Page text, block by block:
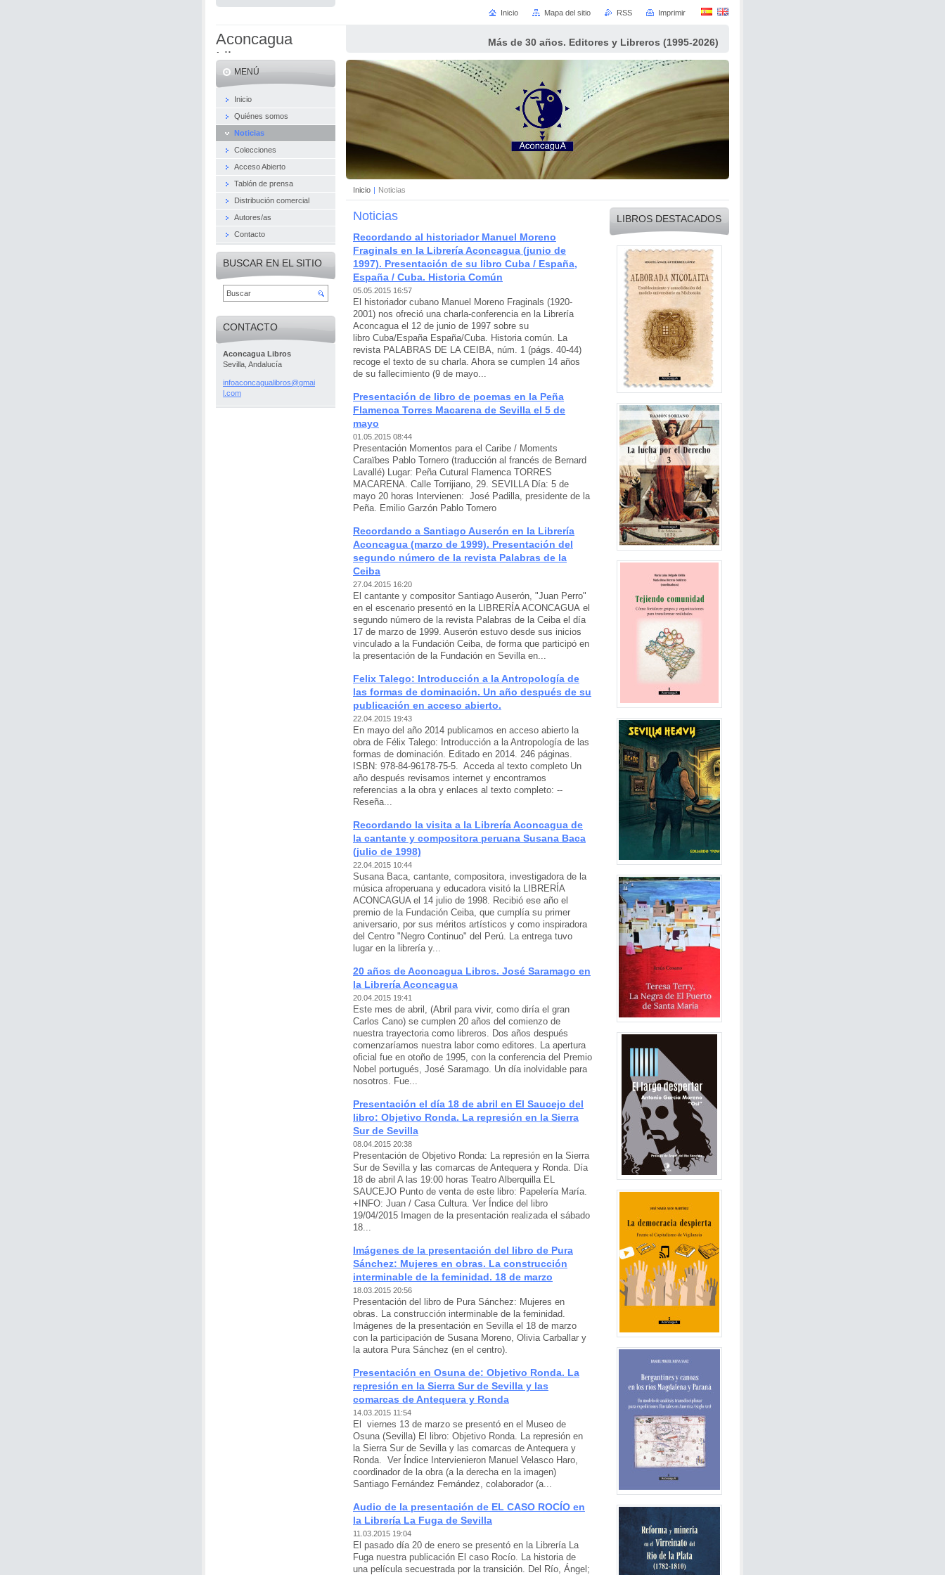
Aconcagua
Libros
Más de 30 años. Editores y Libreros (1995-2026)
Inicio | Noticias
Noticias
Recordando al historiador Manuel Moreno
Fraginals en la Librería Aconcagua (junio de
1997). Presentación de su libro Cuba / España,
España / Cuba. Historia Común
05.05.2015 16:57
El historiador cubano Manuel Moreno Fraginals (1920-
2001) nos ofreció una charla-conferencia en la Librería
Aconcagua el 12 de junio de 1997 sobre su
libro Cuba/España España/Cuba. Historia común. La
revista PALABRAS DE LA CEIBA, núm. 1 (págs. 40-44)
recoge el texto de su charla. Ahora se cumplen 14 años
de su fallecimiento (9 de mayo...
Presentación de libro de poemas en la Peña
Flamenca Torres Macarena de Sevilla el 5 de
mayo
01.05.2015 08:44
Presentación Momentos para el Caribe / Moments
Caraïbes Pablo Tornero (traducción al francés de Bernard
Lavallé) Lugar: Peña Cutural Flamenca TORRES
MACARENA. Calle Torrijiano, 29. SEVILLA Día: 5 de
mayo 20 horas Intervienen: José Padilla, presidente de la
Peña. Emilio Garzón Pablo Tornero
Recordando a Santiago Auserón en la Librería
Aconcagua (marzo de 1999). Presentación del
segundo número de la revista Palabras de la
Ceiba
27.04.2015 16:20
El cantante y compositor Santiago Auserón, "Juan Perro"
en el escenario presentó en la LIBRERÍA ACONCAGUA el
segundo número de la revista Palabras de la Ceiba el día
17 de marzo de 1999. Auserón estuvo desde sus inicios
vinculado a la Fundación Ceiba, de forma que participó en
la presentación de la Fundación en Sevilla en...
Felix Talego: Introducción a la Antropología de
las formas de dominación. Un año después de su
publicación en acceso abierto.
22.04.2015 19:43
En mayo del año 2014 publicamos en acceso abierto la
obra de Félix Talego: Introducción a la Antropología de las
formas de dominación. Editado en 2014. 246 páginas.
ISBN: 978-84-96178-75-5. Acceda al texto completo Un
año después revisamos internet y encontramos
referencias a la obra y enlaces al texto completo: --
Reseña...
Recordando la visita a la Librería Aconcagua de
la cantante y compositora peruana Susana Baca
(julio de 1998)
22.04.2015 10:44
Susana Baca, cantante, compositora, investigadora de la
música afroperuana y educadora visitó la LIBRERÍA
ACONCAGUA el 14 julio de 1998. Recibió ese año el
premio de la Fundación Ceiba, que cumplía su primer
aniversario, por sus méritos artísticos y como inspiradora
del Centro "Negro Continuo" del Perú. La entrega tuvo
lugar en la librería y...
20 años de Aconcagua Libros. José Saramago en
la Librería Aconcagua
20.04.2015 19:41
Este mes de abril, (Abril para vivir, como diría el gran
Carlos Cano) se cumplen 20 años del comienzo de
nuestra trayectoria como libreros. Dos años después
comenzaríamos nuestra labor como editores. La apertura
oficial fue en otoño de 1995, con la conferencia del Premio
Nobel portugués, José Saramago. Un día inolvidable para
nosotros. Fue...
Presentación el día 18 de abril en El Saucejo del
libro: Objetivo Ronda. La represión en la Sierra
Sur de Sevilla
08.04.2015 20:38
Presentación de Objetivo Ronda: La represión en la Sierra
Sur de Sevilla y las comarcas de Antequera y Ronda. Día
18 de abril A las 19:00 horas Teatro Alberquilla EL
SAUCEJO Punto de venta de este libro: Papelería María.
+INFO: Juan / Casa Cultura. Ver Índice del libro
19/04/2015 Imagen de la presentación realizada el sábado
18...
Imágenes de la presentación del libro de Pura
Sánchez: Mujeres en obras. La construcción
interminable de la feminidad. 18 de marzo
18.03.2015 20:56
Presentación del libro de Pura Sánchez: Mujeres en
obras. La construcción interminable de la feminidad.
Imágenes de la presentación en Sevilla el 18 de marzo
con la participación de Susana Moreno, Olivia Carballar y
la autora Pura Sánchez (en el centro).
Presentación en Osuna de: Objetivo Ronda. La
represión en la Sierra Sur de Sevilla y las
comarcas de Antequera y Ronda
14.03.2015 11:54
El viernes 13 de marzo se presentó en el Museo de
Osuna (Sevilla) El libro: Objetivo Ronda. La represión en
la Sierra Sur de Sevilla y las comarcas de Antequera y
Ronda. Ver Índice Intervienieron Manuel Velasco Haro,
coordinador de la obra (a la derecha en la imagen)
Santiago Fernández Fernández, colaborador (a...
Audio de la presentación de EL CASO ROCÍO en
la Librería La Fuga de Sevilla
11.03.2015 19:04
El pasado día 20 de enero se presentó en la Librería La
Fuga nuestra publicación El caso Rocío. La historia de
una película secuestrada por la transición. Del Río, Ángel;
LIBROS DESTACADOS
MENÚ
Inicio
Quiénes somos
Noticias
Colecciones
Acceso Abierto
Tablón de prensa
Distribución comercial
Autores/as
Contacto
BUSCAR EN EL SITIO
CONTACTO
Aconcagua Libros
Sevilla, Andalucía
infoaconcagualibros@gmai
l.com
Inicio Mapa del sitio RSS Imprimir